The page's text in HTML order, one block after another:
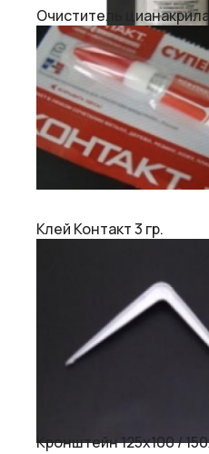
Очиститель
Клей Контакт 3 гр.
Кронштейн 125х100 /